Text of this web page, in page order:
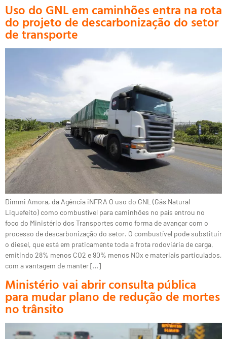
Uso do GNL em caminhões entra na rota
do projeto de descarbonização do setor
de transporte
Dimmi Amora, da Agência iNFRA O uso do GNL (Gás Natural
Liquefeito) como combustível para caminhões no país entrou no
foco do Ministério dos Transportes como forma de avançar com o
processo de descarbonização do setor. O combustível pode substituir
o diesel, que está em praticamente toda a frota rodoviária de carga,
emitindo 28% menos CO2 e 90% menos NOx e materiais particulados,
com a vantagem de manter […]
Ministério vai abrir consulta pública
para mudar plano de redução de mortes
no trânsito